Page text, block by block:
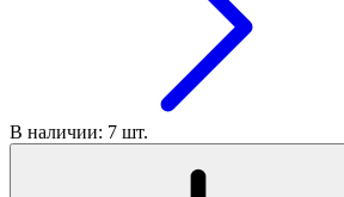
В наличии: 7 шт.